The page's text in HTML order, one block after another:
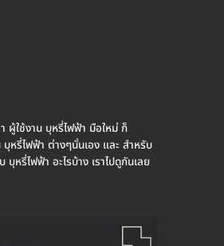
ผู้ใช้งาน บุหรี่ไฟฟ้า มือใหม่ ก็
บุหรี่ไฟฟ้า ต่างๆนั่นเอง และ สำหรับ
หรี่ไฟฟ้า อะไรบ้าง เราไปดูกันเลย